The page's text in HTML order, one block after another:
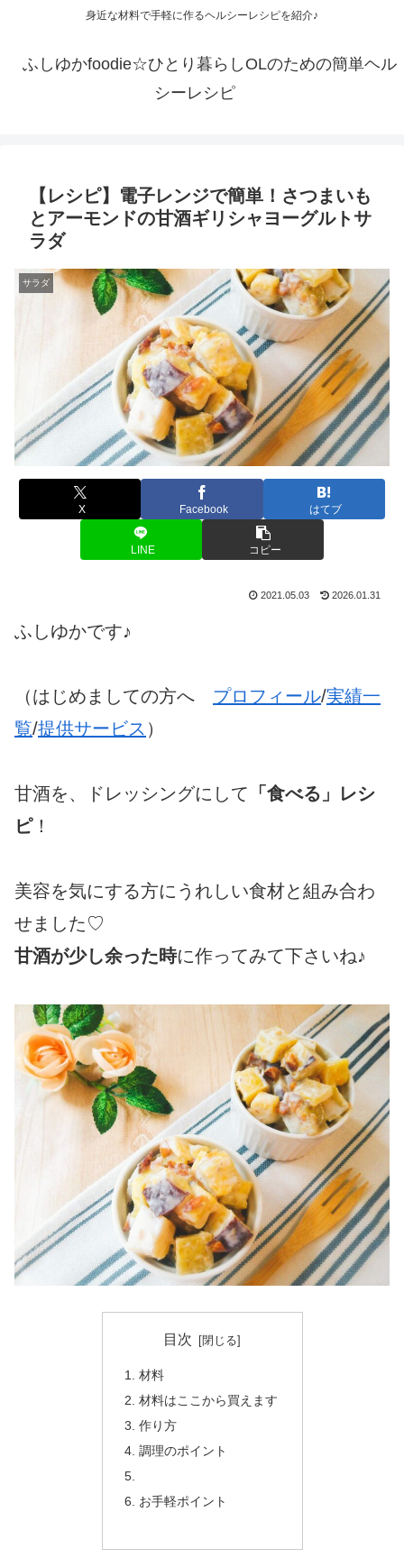
身近な材料で手軽に作るヘルシーレシピを紹介♪
ふしゆかfoodie☆ひとり暮らしOLのための簡単ヘル
シーレシピ
【レシピ】電子レンジで簡単！さつまいも
とアーモンドの甘酒ギリシャヨーグルトサ
ラダ
サラダ
X Facebook はてブ
LINE コピー
2021.05.03 2026.01.31
ふしゆかです♪
（はじめましての方へ プロフィール/実績一
覧/提供サービス ）
甘酒を、ドレッシングにして 「食べる」レシ
ピ！
美容を気にする方にうれしい食材と組み合わ
せました♡
甘酒が少し余った時に作ってみて下さいね♪
目次
材料
材料はここから買えます
作り方
調理のポイント
お手軽ポイント